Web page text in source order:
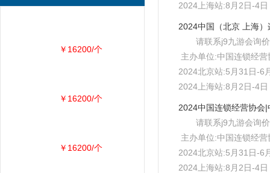
2024上海站:8月2日-4
请联系j9九游会询价
主办单位:中国连锁经营
2024北京站:5月31日-6
2024上海站:8月2日-4
请联系j9九游会询价
主办单位:中国连锁经营
2024北京站:5月31日-6
2024上海站:8月2日-4
￥16200/个
￥16200/个
￥16200/个